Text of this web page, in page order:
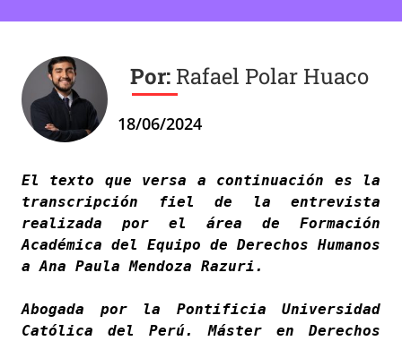
Rafael Polar Huaco
El texto que versa a continuación es la
transcripción fiel de la entrevista
realizada por el área de Formación
Académica del Equipo de Derechos Humanos
a Ana Paula Mendoza Razuri.
Abogada por la Pontificia Universidad
Católica del Perú. Máster en Derechos
18/06/2024